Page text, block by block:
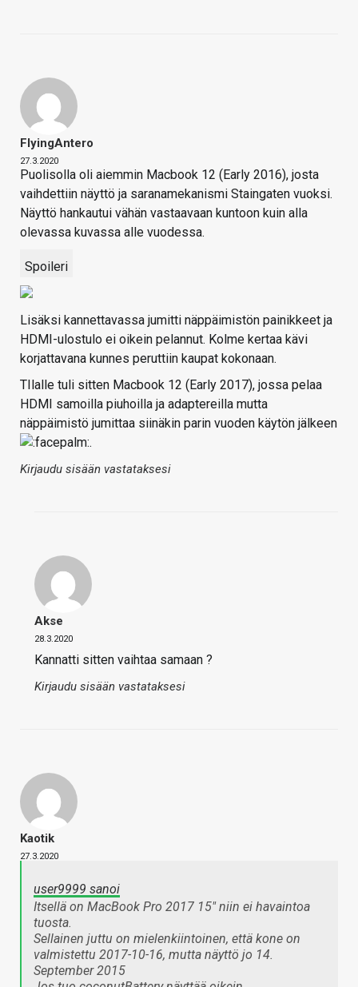
FlyingAntero
27.3.2020
Puolisolla oli aiemmin Macbook 12 (Early 2016), josta
vaihdettiin näyttö ja saranamekanismi Staingaten vuoksi.
Näyttö hankautui vähän vastaavaan kuntoon kuin alla
olevassa kuvassa alle vuodessa.
Spoileri
Lisäksi kannettavassa jumitti näppäimistön painikkeet ja
HDMI-ulostulo ei oikein pelannut. Kolme kertaa kävi
korjattavana kunnes peruttiin kaupat kokonaan.
TIlalle tuli sitten Macbook 12 (Early 2017), jossa pelaa
HDMI samoilla piuhoilla ja adaptereilla mutta
näppäimistö jumittaa siinäkin parin vuoden käytön jälkeen
.
Kirjaudu sisään vastataksesi
Akse
28.3.2020
Kannatti sitten vaihtaa samaan ?
Kirjaudu sisään vastataksesi
Kaotik
27.3.2020
user9999 sanoi
Itsellä on MacBook Pro 2017 15" niin ei havaintoa
tuosta.
Sellainen juttu on mielenkiintoinen, että kone on
valmistettu 2017-10-16, mutta näyttö jo 14.
September 2015